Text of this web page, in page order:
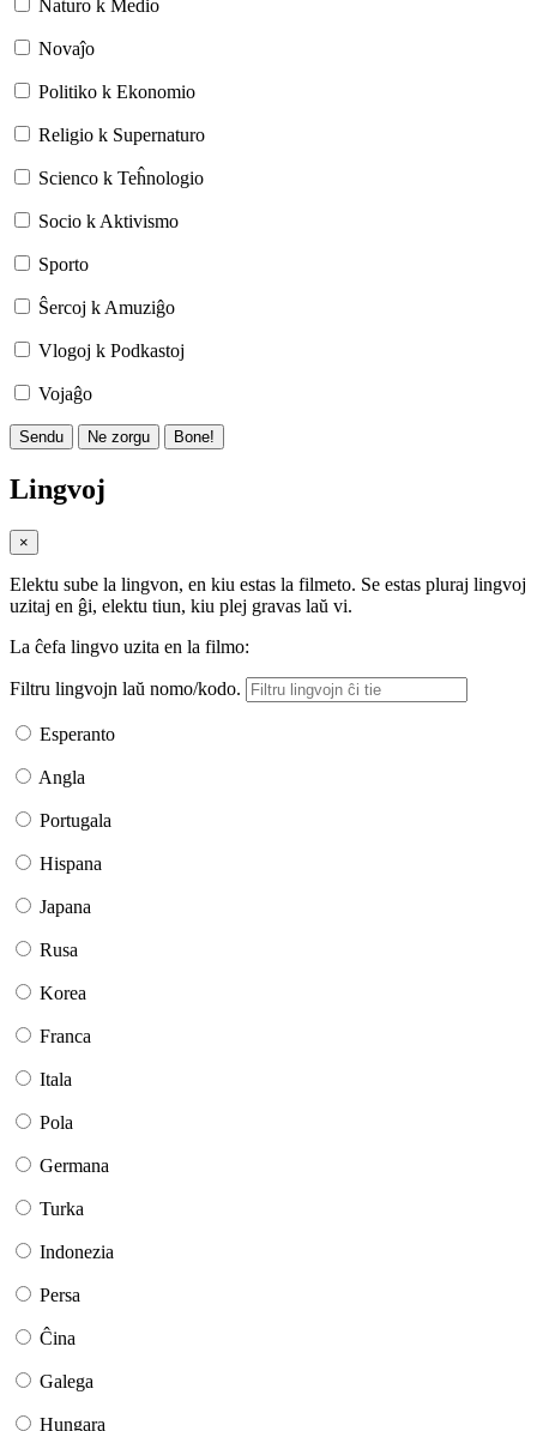
Naturo k Medio
Novaĵo
Politiko k Ekonomio
Religio k Supernaturo
Scienco k Teĥnologio
Socio k Aktivismo
Sporto
Ŝercoj k Amuziĝo
Vlogoj k Podkastoj
Vojaĝo
Sendu Ne zorgu Bone!
Lingvoj
×
Elektu sube la lingvon, en kiu estas la filmeto. Se estas pluraj lingvoj
uzitaj en ĝi, elektu tiun, kiu plej gravas laŭ vi.
La ĉefa lingvo uzita en la filmo:
Filtru lingvojn laŭ nomo/kodo.
Esperanto
Angla
Portugala
Hispana
Japana
Rusa
Korea
Franca
Itala
Pola
Germana
Turka
Indonezia
Persa
Ĉina
Galega
Hungara